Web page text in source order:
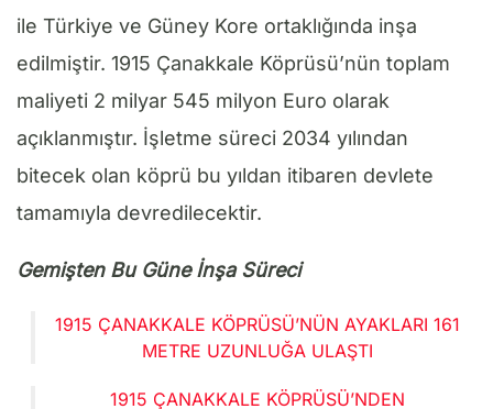
ile Türkiye ve Güney Kore ortaklığında inşa
edilmiştir. 1915 Çanakkale Köprüsü’nün toplam
maliyeti 2 milyar 545 milyon Euro olarak
açıklanmıştır. İşletme süreci 2034 yılından
bitecek olan köprü bu yıldan itibaren devlete
tamamıyla devredilecektir.
Gemişten Bu Güne İnşa Süreci
1915 ÇANAKKALE KÖPRÜSÜ’NÜN AYAKLARI 161
METRE UZUNLUĞA ULAŞTI
1915 ÇANAKKALE KÖPRÜSÜ’NDEN